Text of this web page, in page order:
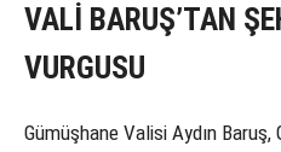
VALİ BARUŞ’TAN
VURGUSU
Gümüşhane Valisi Aydın Baruş,